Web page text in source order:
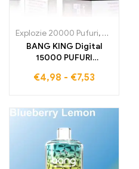
Țigarete electronice de unică
Explozie 20000 Pufuri, Țigarete
BANG KING Digital
15000 PUFURI
înaltă calitate a norului
€4,98 - €7,53